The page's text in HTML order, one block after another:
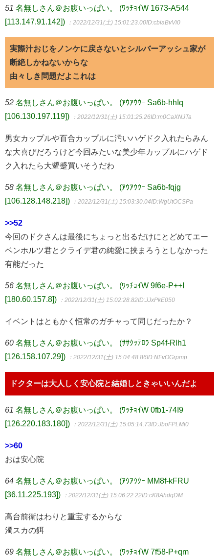
51 名無しさん＠お腹いっぱい。 (ﾜｯﾁｮｲW 1673-A544
[113.147.91.142])
：2022/12/31(土) 15:01:23.00ID:cbiaBvVi0
実際汁おじをノンケに戻さないとシルバーアッシュ家が
断絶しかねないからな
由々しき問題だよこれは
52 名無しさん＠お腹いっぱい。 (ｱｳｱｳｳｰ Sa6b-hhIq
[106.130.197.119])
：2022/12/31(土) 15:01:25.26ID:m0CaXNJTa
男女カップルや百合カップルに汚いハゲドク入れたらみん
な大喜びだろうけど今回みたいな美少年カップルにハゲド
ク入れたら大顰蹙買いそうだわ
58 名無しさん＠お腹いっぱい。 (ｱｳｱｳｳｰ Sa6b-fqjg
[106.128.148.218])
：2022/12/31(土) 15:03:30.04ID:WgUtOCSPa
>>52
今回のドクさんは最後にちょっと出るだけにとどめてエー
ベンホルツ君とクライデ君の純愛に挟まろうとしなかった
有能だった
56 名無しさん＠お腹いっぱい。 (ﾜｯﾁｮｲW 9f6e-P++I
[180.60.157.8])
：2022/12/31(土) 15:02:28.82ID:JJxPkE050
イベントはともかく恒常のガチャって同じだったか？
60 名無しさん＠お腹いっぱい。 (ｻｻｸｯﾃﾛﾗ Sp4f-Rlh1
[126.158.107.29])
：2022/12/31(土) 15:04:48.86ID:NFvOGrpmp
ドクターは大人しく安心院と結婚しときゃいいんだよ
61 名無しさん＠お腹いっぱい。 (ﾜｯﾁｮｲW 0fb1-74I9
[126.220.183.180])
：2022/12/31(土) 15:05:14.73ID:JboFPLMt0
>>60
おは安心院
64 名無しさん＠お腹いっぱい。 (ｱｳｱｳｸｰ MM8f-kFRU
[36.11.225.193])
：2022/12/31(土) 15:06:22.22ID:cK8AhdqDM
高台前衛はわりと重宝するからな
濁スカの餌
69 名無しさん＠お腹いっぱい。 (ﾜｯﾁｮｲW 7f58-P+qm